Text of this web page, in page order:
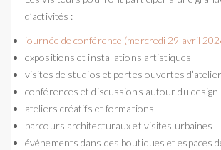
d’activités :
journée de conférence (mercredi 29 avril
expositions et installations artistiques
visites de studios et portes ouvertes
conférences et discussions autour du design
ateliers créatifs et formations
parcours architecturaux et visites urbaines
événements dans des boutiques et espaces